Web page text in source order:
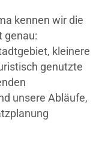
kennen wir die
genau:
kleinere
genutzte
unsere Abläufe,